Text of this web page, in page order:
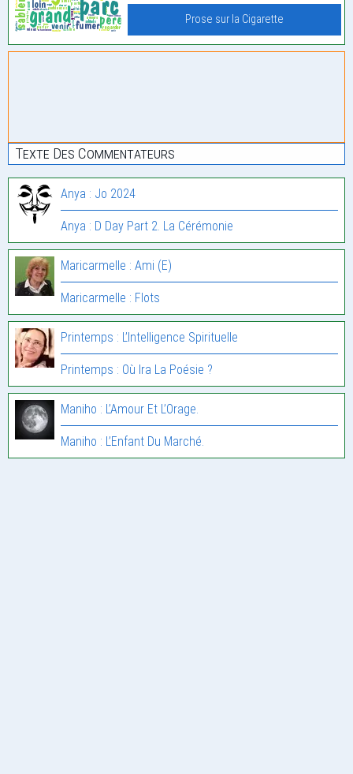
Prose sur la Cigarette
Texte Des Commentateurs
Anya : Jo 2024
Anya : D Day Part 2. La Cérémonie
Maricarmelle : Ami (E)
Maricarmelle : Flots
Printemps : L’Intelligence Spirituelle
Printemps : Où Ira La Poésie ?
Maniho : L’Amour Et L’Orage.
Maniho : L’Enfant Du Marché.